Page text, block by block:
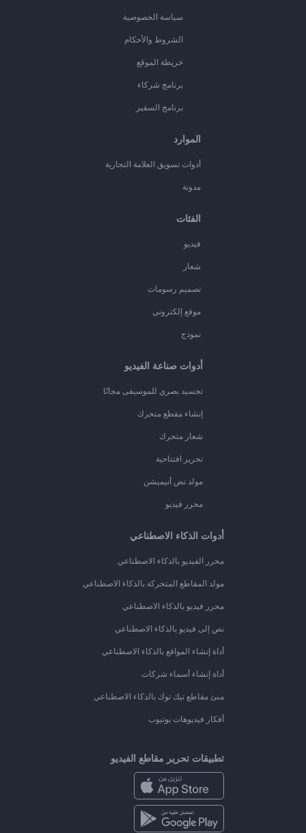
سياسة الخصوصية
الشروط والأحكام
خريطة الموقع
برنامج شركاء
برنامج السفير
الموارد
أدوات تسويق العلامة التجارية
مدونة
الفئات
فيديو
شعار
تصميم رسومات
موقع إلكتروني
نموذج
أدوات صناعة الفيديو
تجسيد بصري للموسيقى مجانًا
إنشاء مقطع متحرك
شعار متحرك
تحرير افتتاحية
مولد نص أنيميشن
محرر فيديو
أدوات الذكاء الاصطناعي
محرر الفيديو بالذكاء الاصطناعي
مولد المقاطع المتحركة بالذكاء الاصطناعي
محرر فيديو بالذكاء الاصطناعي
نص إلى فيديو بالذكاء الاصطناعي
أداة إنشاء المواقع بالذكاء الاصطناعي
أداة إنشاء أسماء شركات
منئ مقاطع تيك توك بالذكاء الاصطناعي
أفكار فيديوهات يوتيوب
تطبيقات تحرير مقاطع الفيديو